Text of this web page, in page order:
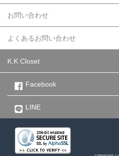
お問い合わせ
よくあるお問い合わせ
K.K Closet
Facebook
LINE